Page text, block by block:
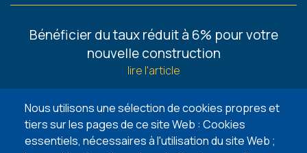
Nous utilisons une sélection de cookies propres et
tiers sur les pages de ce site Web : Cookies
essentiels, nécessaires à l'utilisation du site Web ;
Footer
Bénéficier du taux réduit à 6% pour votre
nouvelle construction
lire l'article
6 façons de trouver un terrain à bâtir
lire l'article